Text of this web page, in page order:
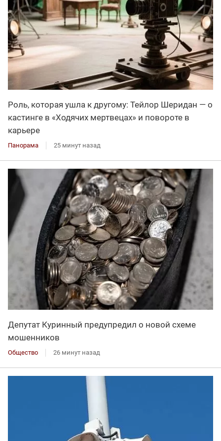
Роль, которая ушла к другому: Тейлор Шеридан — о
кастинге в «Ходячих мертвецах» и повороте в
карьере
Панорама 25 минут назад
Депутат Куринный предупредил о новой схеме
мошенников
Общество 26 минут назад